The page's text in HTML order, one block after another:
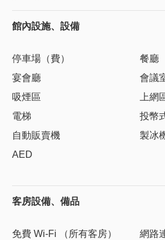
館內設施、設備
停車場（費）
餐廳
宴會廳
會議
吸煙區
上網
電梯
投幣
自動販賣機
製冰
AED
客房設備、備品
免費 Wi-Fi （所有客房）
網路